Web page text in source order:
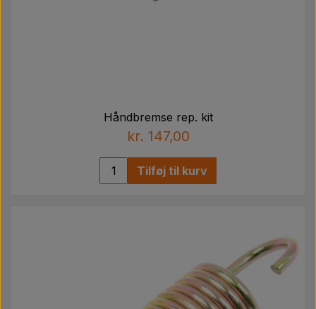
Håndbremse rep. kit
kr. 147,00
Tilføj til kurv